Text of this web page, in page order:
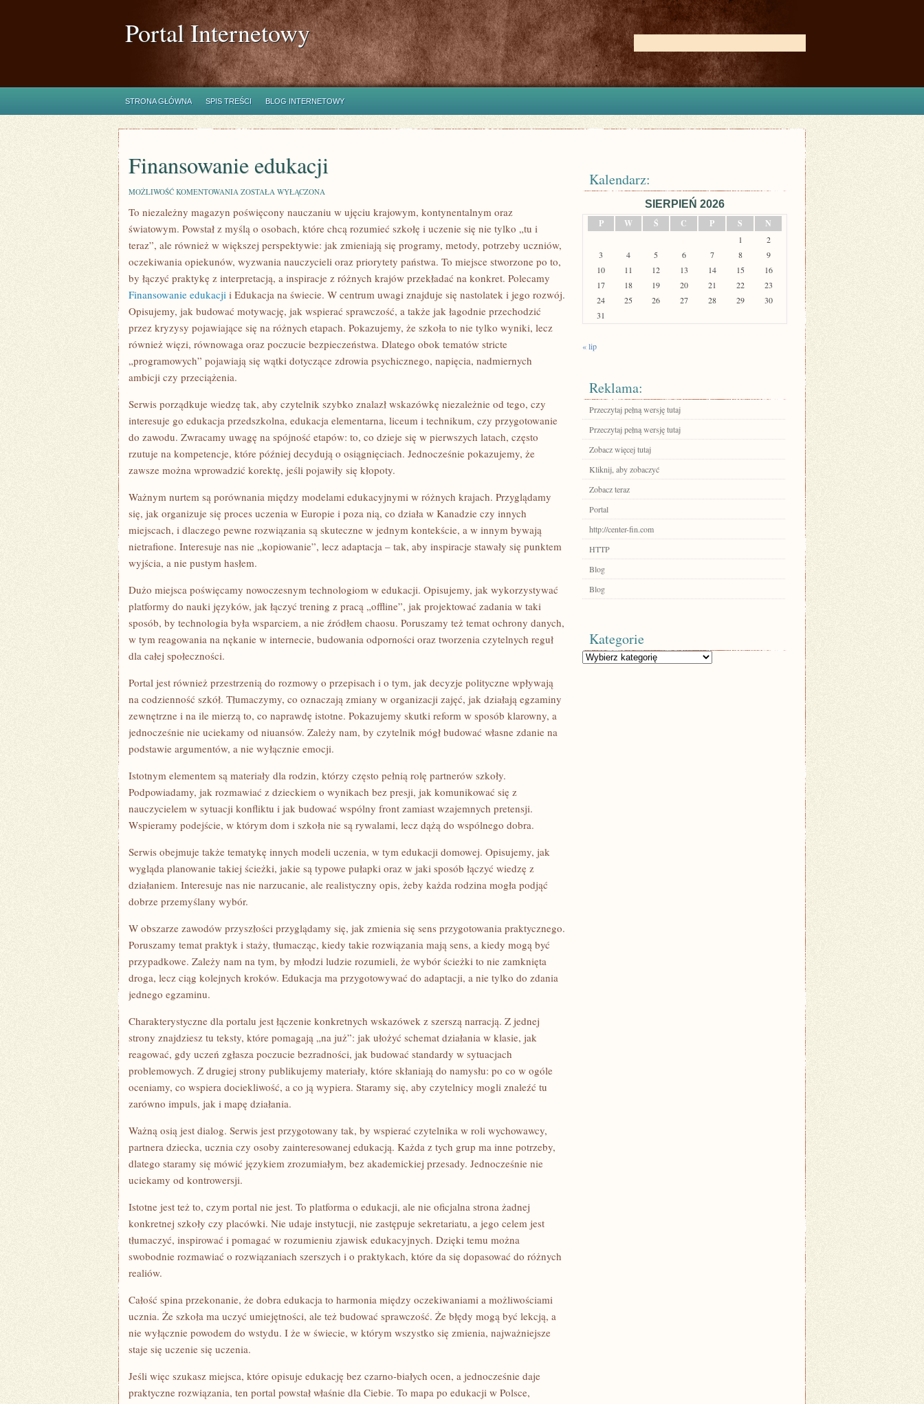
Portal Internetowy
STRONA GŁÓWNA SPIS TREŚCI BLOG INTERNETOWY
Finansowanie edukacji
MOŻLIWOŚĆ KOMENTOWANIA FINANSOWANIE
ZOSTAŁA WYŁĄCZONA
To niezależny magazyn poświęcony nauczaniu w ujęciu krajowym, kontynentalnym oraz
światowym. Powstał z myślą o osobach, które chcą rozumieć szkołę i uczenie się nie tylko „tu i
teraz”, ale również w większej perspektywie: jak zmieniają się programy, metody, potrzeby uczniów,
oczekiwania opiekunów, wyzwania nauczycieli oraz priorytety państwa. To miejsce stworzone po to,
by łączyć praktykę z interpretacją, a inspiracje z różnych krajów przekładać na konkret. Polecamy
Finansowanie edukacji i Edukacja na świecie. W centrum uwagi znajduje się nastolatek i jego rozwój.
Opisujemy, jak budować motywację, jak wspierać sprawczość, a także jak łagodnie przechodzić
przez kryzysy pojawiające się na różnych etapach. Pokazujemy, że szkoła to nie tylko wyniki, lecz
również więzi, równowaga oraz poczucie bezpieczeństwa. Dlatego obok tematów stricte
„programowych” pojawiają się wątki dotyczące zdrowia psychicznego, napięcia, nadmiernych
ambicji czy przeciążenia.
Serwis porządkuje wiedzę tak, aby czytelnik szybko znalazł wskazówkę niezależnie od tego, czy
interesuje go edukacja przedszkolna, edukacja elementarna, liceum i technikum, czy przygotowanie
do zawodu. Zwracamy uwagę na spójność etapów: to, co dzieje się w pierwszych latach, często
rzutuje na kompetencje, które później decydują o osiągnięciach. Jednocześnie pokazujemy, że
zawsze można wprowadzić korektę, jeśli pojawiły się kłopoty.
Ważnym nurtem są porównania między modelami edukacyjnymi w różnych krajach. Przyglądamy
się, jak organizuje się proces uczenia w Europie i poza nią, co działa w Kanadzie czy innych
miejscach, i dlaczego pewne rozwiązania są skuteczne w jednym kontekście, a w innym bywają
nietrafione. Interesuje nas nie „kopiowanie”, lecz adaptacja – tak, aby inspiracje stawały się punktem
wyjścia, a nie pustym hasłem.
Dużo miejsca poświęcamy nowoczesnym technologiom w edukacji. Opisujemy, jak wykorzystywać
platformy do nauki języków, jak łączyć trening z pracą „offline”, jak projektować zadania w taki
sposób, by technologia była wsparciem, a nie źródłem chaosu. Poruszamy też temat ochrony danych,
w tym reagowania na nękanie w internecie, budowania odporności oraz tworzenia czytelnych reguł
dla całej społeczności.
Portal jest również przestrzenią do rozmowy o przepisach i o tym, jak decyzje polityczne wpływają
na codzienność szkół. Tłumaczymy, co oznaczają zmiany w organizacji zajęć, jak działają egzaminy
zewnętrzne i na ile mierzą to, co naprawdę istotne. Pokazujemy skutki reform w sposób klarowny, a
jednocześnie nie uciekamy od niuansów. Zależy nam, by czytelnik mógł budować własne zdanie na
podstawie argumentów, a nie wyłącznie emocji.
Istotnym elementem są materiały dla rodzin, którzy często pełnią rolę partnerów szkoły.
Podpowiadamy, jak rozmawiać z dzieckiem o wynikach bez presji, jak komunikować się z
nauczycielem w sytuacji konfliktu i jak budować wspólny front zamiast wzajemnych pretensji.
Wspieramy podejście, w którym dom i szkoła nie są rywalami, lecz dążą do wspólnego dobra.
Serwis obejmuje także tematykę innych modeli uczenia, w tym edukacji domowej. Opisujemy, jak
wygląda planowanie takiej ścieżki, jakie są typowe pułapki oraz w jaki sposób łączyć wiedzę z
działaniem. Interesuje nas nie narzucanie, ale realistyczny opis, żeby każda rodzina mogła podjąć
dobrze przemyślany wybór.
W obszarze zawodów przyszłości przyglądamy się, jak zmienia się sens przygotowania praktycznego.
Poruszamy temat praktyk i staży, tłumacząc, kiedy takie rozwiązania mają sens, a kiedy mogą być
przypadkowe. Zależy nam na tym, by młodzi ludzie rozumieli, że wybór ścieżki to nie zamknięta
droga, lecz ciąg kolejnych kroków. Edukacja ma przygotowywać do adaptacji, a nie tylko do zdania
jednego egzaminu.
Charakterystyczne dla portalu jest łączenie konkretnych wskazówek z szerszą narracją. Z jednej
strony znajdziesz tu teksty, które pomagają „na już”: jak ułożyć schemat działania w klasie, jak
reagować, gdy uczeń zgłasza poczucie bezradności, jak budować standardy w sytuacjach
problemowych. Z drugiej strony publikujemy materiały, które skłaniają do namysłu: po co w ogóle
oceniamy, co wspiera dociekliwość, a co ją wypiera. Staramy się, aby czytelnicy mogli znaleźć tu
zarówno impuls, jak i mapę działania.
Ważną osią jest dialog. Serwis jest przygotowany tak, by wspierać czytelnika w roli wychowawcy,
partnera dziecka, ucznia czy osoby zainteresowanej edukacją. Każda z tych grup ma inne potrzeby,
dlatego staramy się mówić językiem zrozumiałym, bez akademickiej przesady. Jednocześnie nie
uciekamy od kontrowersji.
Istotne jest też to, czym portal nie jest. To platforma o edukacji, ale nie oficjalna strona żadnej
konkretnej szkoły czy placówki. Nie udaje instytucji, nie zastępuje sekretariatu, a jego celem jest
tłumaczyć, inspirować i pomagać w rozumieniu zjawisk edukacyjnych. Dzięki temu można
swobodnie rozmawiać o rozwiązaniach szerszych i o praktykach, które da się dopasować do różnych
realiów.
Całość spina przekonanie, że dobra edukacja to harmonia między oczekiwaniami a możliwościami
ucznia. Że szkoła ma uczyć umiejętności, ale też budować sprawczość. Że błędy mogą być lekcją, a
nie wyłącznie powodem do wstydu. I że w świecie, w którym wszystko się zmienia, najważniejsze
staje się uczenie się uczenia.
Jeśli więc szukasz miejsca, które opisuje edukację bez czarno-białych ocen, a jednocześnie daje
praktyczne rozwiązania, ten portal powstał właśnie dla Ciebie. To mapa po edukacji w Polsce,
Kalendarz:
SIERPIEŃ 2026
P
W Ś C P S N
1
2
3
4 5 6 7 8
9
10
11 12 13 14 15
16
17
18 19 20 21 22
23
24
25 26 27 28 29
30
31
« lip
Reklama:
Przeczytaj pełną wersję tutaj
Przeczytaj pełną wersję tutaj
Zobacz więcej tutaj
Kliknij, aby zobaczyć
Zobacz teraz
Portal
http://center-fin.com
HTTP
Blog
Blog
Kategorie
Kategorie